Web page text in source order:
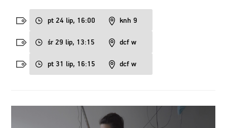
pt 24 lip, 16:00 knh 9
śr 29 lip, 13:15 dcf w
pt 31 lip, 16:15 dcf w